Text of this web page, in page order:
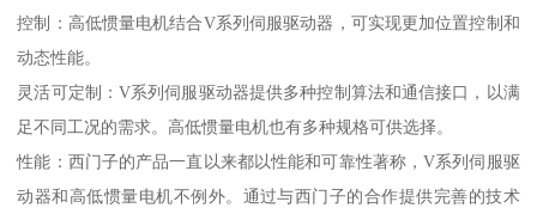
控制：高低惯量电机结合V系列伺服驱动器，可实现更加位置控制和
动态性能。
灵活可定制：V系列伺服驱动器提供多种控制算法和通信接口，以满
足不同工况的需求。高低惯量电机也有多种规格可供选择。
性能：西门子的产品一直以来都以性能和可靠性著称，V系列伺服驱
动器和高低惯量电机不例外。通过与西门子的合作提供完善的技术